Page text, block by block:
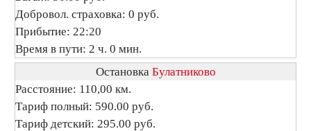
Добровол. страховка: 0 руб.
Прибытие: 22:20
Время в пути: 2 ч. 0 мин.
Остановка Булатниково
Расстояние: 110,00 км.
Тариф полный: 590.00 руб.
Тариф детский: 295.00 руб.